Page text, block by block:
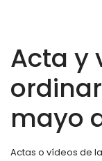
Acta y
mayo
Actas o vídeos de